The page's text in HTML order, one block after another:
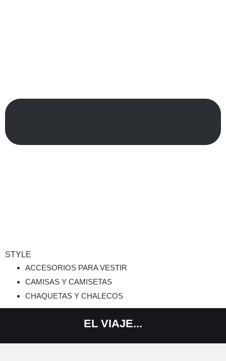
STYLE
ACCESORIOS PARA VESTIR
CAMISAS Y CAMISETAS
CHAQUETAS Y CHALECOS
EL VIAJE...